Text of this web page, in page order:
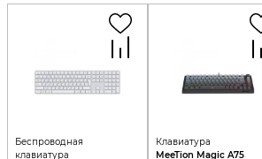
Беспроводная
клавиатура
Клавиатура
MeeTion Magic A75